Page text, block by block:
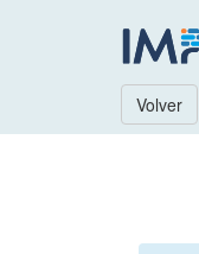
Volver